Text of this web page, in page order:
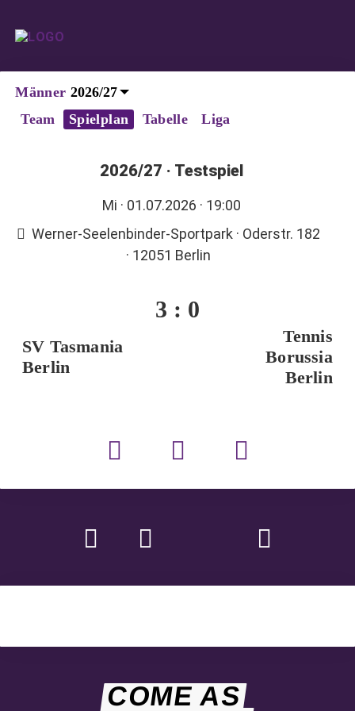
Männer
Team
Spielplan Tabelle Liga
2026/27 · Testspiel
Mi · 01.07.2026 · 19:00
Werner-Seelenbinder-Sportpark · Oderstr. 182
· 12051 Berlin
3 : 0
SV Tasmania
Berlin
Tennis
Borussia
Berlin
COME AS